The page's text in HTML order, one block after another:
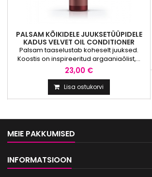
PALSAM KÕIKIDELE JUUKSETÜÜPIDELE
KADUS VELVET OIL CONDITIONER
Palsam taaselustab koheselt juuksed.
Koostis on inspireeritud argaaniaõlist,...
23,00 €
Lisa ostukorvi
MEIE PAKKUMISED
INFORMATSIOON